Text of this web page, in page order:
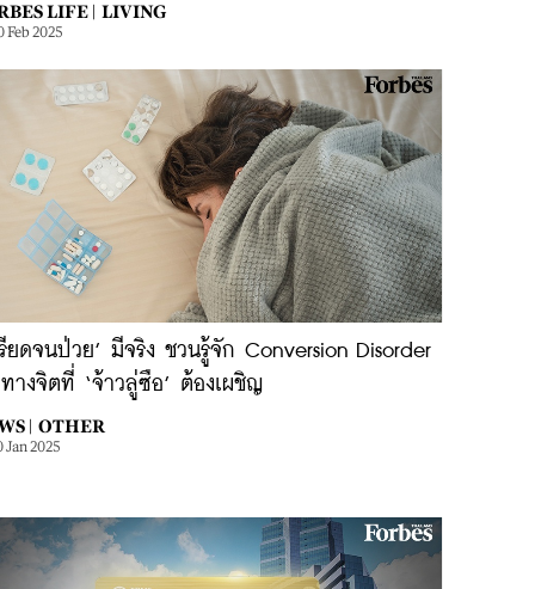
LIFE | LIVING
Feb 2025
รียดจนป่วย’ มีจริง ชวนรู้จัก Conversion Disorder
ทางจิตที่ ‘จ้าวลู่ซือ’ ต้องเผชิญ
| OTHER
Jan 2025